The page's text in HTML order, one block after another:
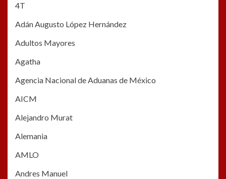
4T
Adán Augusto López Hernández
Adultos Mayores
Agatha
Agencia Nacional de Aduanas de México
AICM
Alejandro Murat
Alemania
AMLO
Andres Manuel